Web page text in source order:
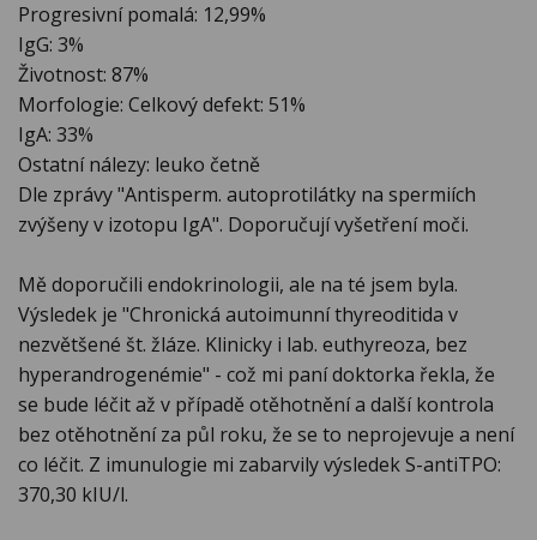
Progresivní pomalá: 12,99%
IgG: 3%
Životnost: 87%
Morfologie: Celkový defekt: 51%
IgA: 33%
Ostatní nálezy: leuko četně
Dle zprávy "Antisperm. autoprotilátky na spermiích
zvýšeny v izotopu IgA". Doporučují vyšetření moči.
Mě doporučili endokrinologii, ale na té jsem byla.
Výsledek je "Chronická autoimunní thyreoditida v
nezvětšené št. žláze. Klinicky i lab. euthyreoza, bez
hyperandrogenémie" - což mi paní doktorka řekla, že
se bude léčit až v případě otěhotnění a další kontrola
bez otěhotnění za půl roku, že se to neprojevuje a není
co léčit. Z imunulogie mi zabarvily výsledek S-antiTPO:
370,30 kIU/l.